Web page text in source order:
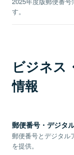
す。
ビジネス
情報
郵便番号・デジタ
郵便番号とデジタル
を提供。